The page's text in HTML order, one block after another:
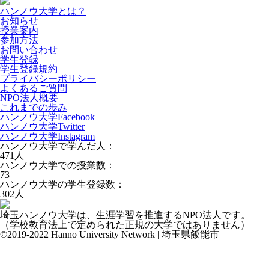
ハンノウ大学とは？
お知らせ
授業案内
参加方法
お問い合わせ
学生登録
学生登録規約
プライバシーポリシー
よくあるご質問
NPO法人概要
これまでの歩み
ハンノウ大学Facebook
ハンノウ大学Twitter
ハンノウ大学Instagram
ハンノウ大学で学んだ人：
471 人
ハンノウ大学での授業数：
73
ハンノウ大学の学生登録数：
302 人
埼玉ハンノウ大学は、生涯学習を推進するNPO法人です。
（学校教育法上で定められた正規の大学ではありません）
©2019-2022 Hanno University Network | 埼玉県飯能市